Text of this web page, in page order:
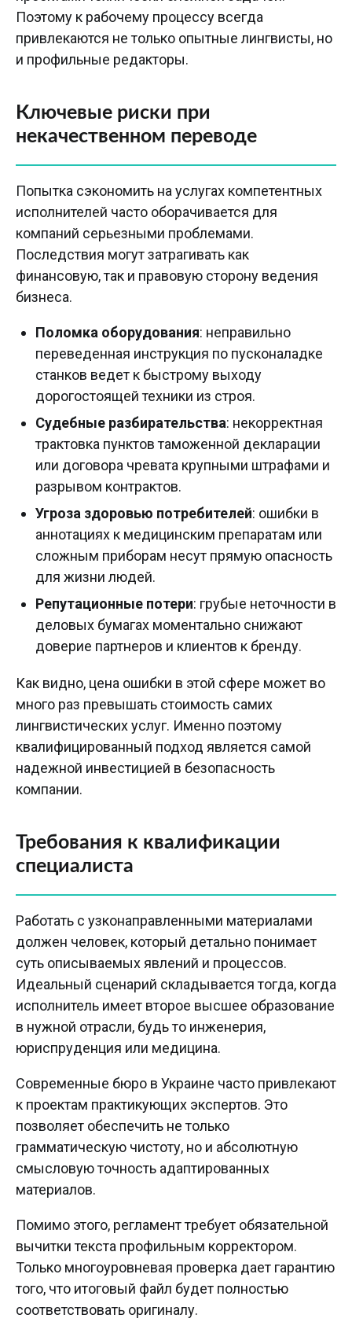
Поэтому к рабочему процессу всегда
привлекаются не только опытные лингвисты, но
и профильные редакторы.
Ключевые риски при
некачественном переводе
Попытка сэкономить на услугах компетентных
исполнителей часто оборачивается для
компаний серьезными проблемами.
Последствия могут затрагивать как
финансовую, так и правовую сторону ведения
бизнеса.
Поломка оборудования: неправильно
переведенная инструкция по пусконаладке
станков ведет к быстрому выходу
дорогостоящей техники из строя.
Судебные разбирательства: некорректная
трактовка пунктов таможенной декларации
или договора чревата крупными штрафами и
разрывом контрактов.
Угроза здоровью потребителей: ошибки в
аннотациях к медицинским препаратам или
сложным приборам несут прямую опасность
для жизни людей.
Репутационные потери: грубые неточности в
деловых бумагах моментально снижают
доверие партнеров и клиентов к бренду.
Как видно, цена ошибки в этой сфере может во
много раз превышать стоимость самих
лингвистических услуг. Именно поэтому
квалифицированный подход является самой
надежной инвестицией в безопасность
компании.
Требования к квалификации
специалиста
Работать с узконаправленными материалами
должен человек, который детально понимает
суть описываемых явлений и процессов.
Идеальный сценарий складывается тогда, когда
исполнитель имеет второе высшее образование
в нужной отрасли, будь то инженерия,
юриспруденция или медицина.
Современные бюро в Украине часто привлекают
к проектам практикующих экспертов. Это
позволяет обеспечить не только
грамматическую чистоту, но и абсолютную
смысловую точность адаптированных
материалов.
Помимо этого, регламент требует обязательной
вычитки текста профильным корректором.
Только многоуровневая проверка дает гарантию
того, что итоговый файл будет полностью
соответствовать оригиналу.